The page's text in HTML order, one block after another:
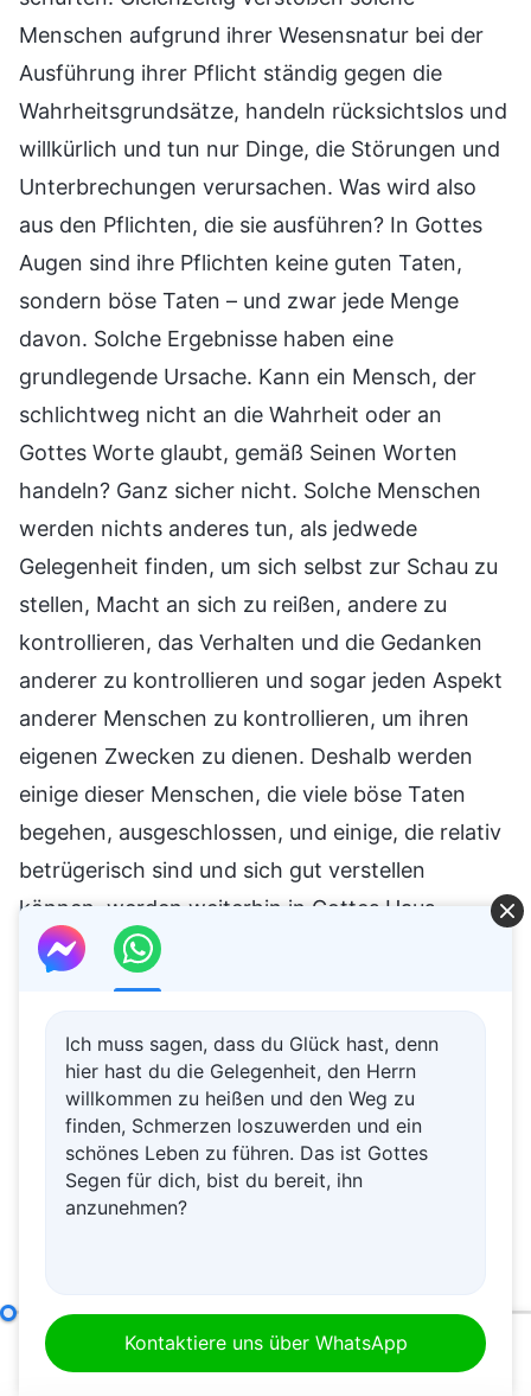
Ich muss sagen, dass du Glück hast, denn
hier hast du die Gelegenheit, den Herrn
willkommen zu heißen und den Weg zu
finden, Schmerzen loszuwerden und ein
schönes Leben zu führen. Das ist Gottes
Segen für dich, bist du bereit, ihn
anzunehmen?
Kontaktiere uns über WhatsApp